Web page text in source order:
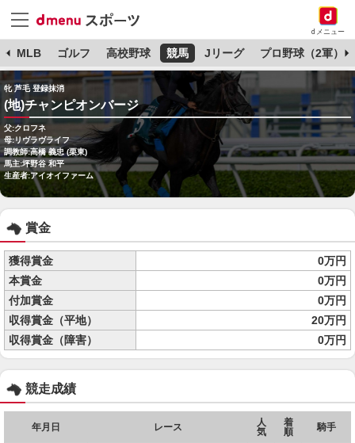
dメニュー
MLB ゴルフ 高校野球 競馬 Jリーグ プロ野球（2軍）
牝 芦毛 登録抹消
(地)チャンピオンバージ
父:クロフネ
母:リヴラヴライフ
調教師:高橋 義忠 (栗東)
馬主:坪野谷 和平
生産者:アイオイファーム
賞金
獲得賞金
0万円
本賞金
0万円
付加賞金
0万円
収得賞金（平地）
20万円
収得賞金（障害）
0万円
競走成績
年月日 レース
人
気
着
順
騎手